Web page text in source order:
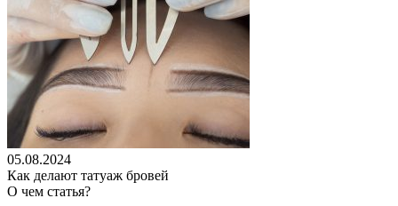
05.08.2024
Как делают татуаж бровей
О чем статья?